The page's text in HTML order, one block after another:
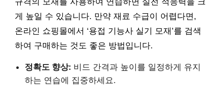
규격의 모재를 사용하여 연습하면 실전 적응력을 크
게 높일 수 있습니다. 만약 재료 수급이 어렵다면,
온라인 쇼핑몰에서 ‘용접 기능사 실기 모재’를 검색
하여 구매하는 것도 좋은 방법입니다.
정확도 향상: 비드 간격과 높이를 일정하게 유지
하는 연습에 집중하세요.